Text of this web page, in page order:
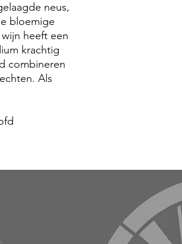
neus,
bloemige
heeft een
krachtig
combineren
Als